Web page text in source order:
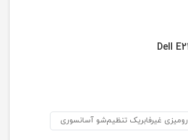
رومیزی غیرفابریک تنظیم‌شو آسانسوری